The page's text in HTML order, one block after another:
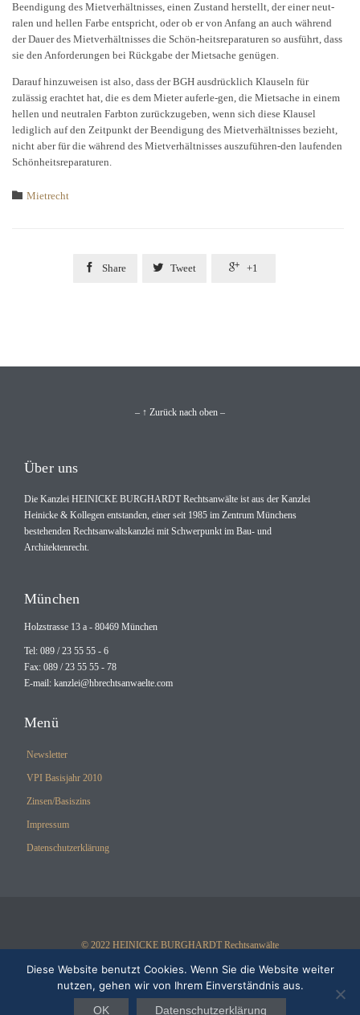
Beendigung des Mietverhältnisses, einen Zustand herstellt, der einer neut-
ralen und hellen Farbe entspricht, oder ob er von Anfang an auch während
der Dauer des Mietverhältnisses die Schön-heitsreparaturen so ausführt, dass
sie den Anforderungen bei Rückgabe der Mietsache genügen.
Darauf hinzuweisen ist also, dass der BGH ausdrücklich Klauseln für
zulässig erachtet hat, die es dem Mieter auferle-gen, die Mietsache in einem
hellen und neutralen Farbton zurückzugeben, wenn sich diese Klausel
lediglich auf den Zeitpunkt der Beendigung des Mietverhältnisses bezieht,
nicht aber für die während des Mietverhältnisses auszuführen-den laufenden
Schönheitsreparaturen.
 Category
Mietrecht
 Share  Tweet  +1
– ↑ Zurück nach oben –
Über uns
Die Kanzlei HEINICKE BURGHARDT Rechtsanwälte ist aus der Kanzlei
Heinicke & Kollegen entstanden, einer seit 1985 im Zentrum Münchens
bestehenden Rechtsanwaltskanzlei mit Schwerpunkt im Bau- und
Architektenrecht.
München
Holzstrasse 13 a - 80469 München
Tel: 089 / 23 55 55 - 6
Fax: 089 / 23 55 55 - 78
E-mail: kanzlei@hbrechtsanwaelte.com
Menü
Newsletter
VPI Basisjahr 2010
Zinsen/Basiszins
Impressum
Datenschutzerklärung
© 2022 HEINICKE BURGHARDT Rechtsanwälte
Diese Website benutzt Cookies. Wenn Sie die Website weiter
nutzen, gehen wir von Ihrem Einverständnis aus.
OK
Datenschutzerklärung